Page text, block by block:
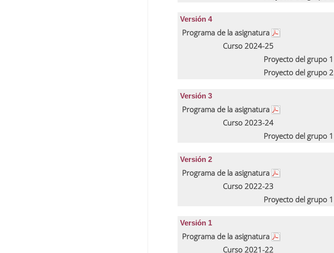
Versión 4
Programa de la asignatura
Curso 2024-25
Proyecto del grupo 1
Proyecto del grupo 2
Versión 3
Programa de la asignatura
Curso 2023-24
Proyecto del grupo 1
Versión 2
Programa de la asignatura
Curso 2022-23
Proyecto del grupo 1
Versión 1
Programa de la asignatura
Curso 2021-22